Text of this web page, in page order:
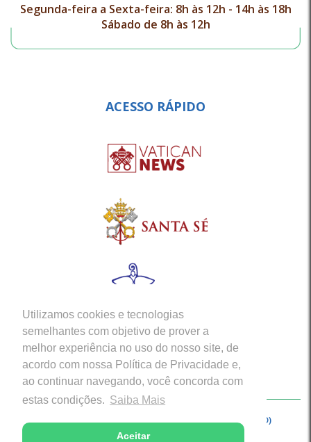
Utilizamos cookies e tecnologias
semelhantes com objetivo de prover a
melhor experiência no uso do nosso site, de
acordo com nossa Política de Privacidade e,
ao continuar navegando, você concorda com
estas condições. Saiba Mais
Aceitar
Segunda-feira a Sexta-feira: 8h às 12h - 14h às 18h
Sábado de 8h às 12h
ACESSO RÁPIDO
Copyright © 2026 - Arquidiocese de Porto Velho (RO)
Desenvolvido com excelência por